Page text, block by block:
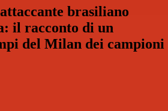
brasiliano
il racconto di un
del Milan dei campioni